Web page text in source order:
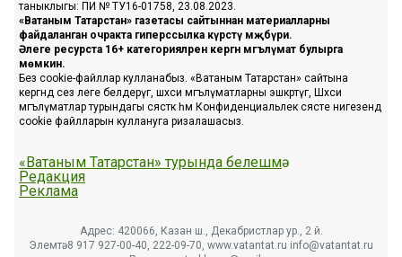
таныклыгы: ПИ № ТУ16-01758, 23.08.2023.
«Ватаным Татарстан» газетасы сайтыннан материалларны
файдаланган очракта гиперссылка күрсәтү мәҗбүри.
Әлеге ресурста 16+ категорияләренә кергән мәгълүмат булырга
мөмкин.
Без cookie-файллар кулланабыз. «Ватаным Татарстан» сайтына
кергәндә сез әлеге белдерүгә, шәхси мәгълүматларны эшкәртүгә, Шәхси
мәгълүматлар турындагы сәясәткә һәм Конфиденциальлек сәясәте нигезендә
cookie файлларын куллануга ризалашасыз.
«Ватаным Татарстан» турында белешмә
Редакция
Реклама
Адрес: 420066, Казан ш., Декабристлар ур., 2 й.
Элемтә: 8 917 927-00-40, 222-09-70, www.vatantat.ru info@vatantat.ru